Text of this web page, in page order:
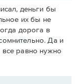
деньги бы
их бы не
дорога в
Да и
все равно нужно